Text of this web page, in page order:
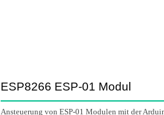
ESP8266 ESP-01 Modul
Ansteuerung von ESP-01 Modulen mit der